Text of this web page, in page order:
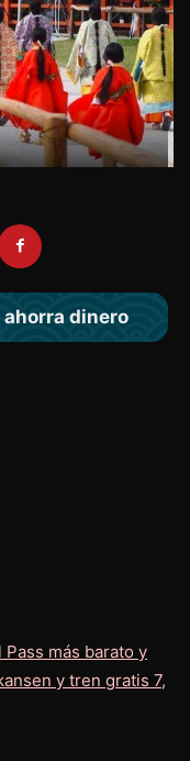
ahorra dinero